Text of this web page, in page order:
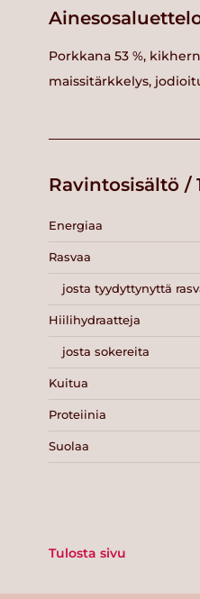
Porkkana 53 %,
maissitärkkelys,
Ravintosisältö /
Energiaa
Rasvaa
josta tyydyttynyttä
Hiilihydraatteja
josta sokereita
Kuitua
Proteiinia
Suolaa
Tulosta sivu